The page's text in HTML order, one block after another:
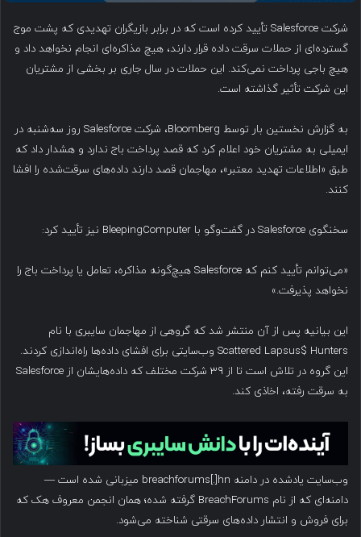
شرکت Salesforce تأیید کرده است که در برابر بازیگران تهدیدی که پشت موج
گسترده‌ای از حملات سرقت داده قرار دارند، هیچ مذاکره‌ای انجام نخواهد داد و
هیچ باجی پرداخت نمی‌کند. این حملات در سال جاری بر بخشی از مشتریان
این شرکت تأثیر گذاشته است.
به گزارش نخستین بار توسط Bloomberg، شرکت Salesforce روز سه‌شنبه در
ایمیلی به مشتریان خود اعلام کرد که قصد پرداخت باج ندارد و هشدار داد که
طبق «اطلاعات تهدید معتبر»، مهاجمان قصد دارند داده‌های سرقت‌شده را افشا
کنند.
سخنگوی Salesforce در گفت‌وگو با BleepingComputer نیز تأیید کرد:
«می‌توانم تأیید کنم که Salesforce هیچ‌گونه مذاکره، تعامل یا پرداخت باج را
نخواهد پذیرفت.»
این بیانیه پس از آن منتشر شد که گروهی از مهاجمان سایبری با نام
Scattered Lapsus$ Hunters وب‌سایتی برای افشای داده‌ها راه‌اندازی کردند.
این گروه در تلاش است تا از ۳۹ شرکت مختلف که داده‌هایشان از Salesforce
به سرقت رفته، اخاذی کند.
وب‌سایت یادشده در دامنه breachforums[.]hn میزبانی شده است —
دامنه‌ای که از نام BreachForums گرفته شده؛ همان انجمن معروف هک که
برای فروش و انتشار داده‌های سرقتی شناخته می‌شود.